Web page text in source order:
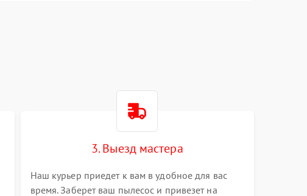
3. Выезд мастера
Наш курьер приедет к вам в удобное для вас
время. Заберет ваш пылесос и привезет на